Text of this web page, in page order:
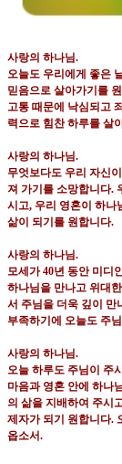
사랑의 하나님.
오늘도 우리에게 좋은
믿음으로 살아가기를
고통 때문에 낙심되고
력으로 힘찬 하루를 살
사랑의 하나님.
무엇보다도 우리 자신
져 가기를 소망합니다.
시고, 우리 영혼이 하나
삶이 되기를 원합니다.
사랑의 하나님.
모세가40년 동안 미디
하나님을 만나고 위대
서 주님을 더욱 깊이 만
부족하기에 오늘도 주
사랑의 하나님.
오늘 하루도 주님이 주
마음과 영혼 안에 하나
의 삶을 지배하여 주시
제자가 되기 원합니다.
옵소서.